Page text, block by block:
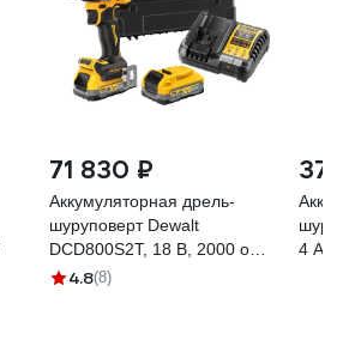
71 830 ₽
Аккумуляторная дрель-
шуруповерт Dewalt
DCD800S2T, 18 В, 2000 об/
мин, с 2 АКБ 3.5 Ач и ЗУ, в
4.8(8)
37
4 Ач,